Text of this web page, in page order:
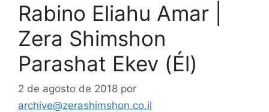
Rabino Eliahu Amar |
Zera Shimshon
Parashat Ekev (Él)
2 de agosto de 2018 por
archive@zerashimshon.co.il